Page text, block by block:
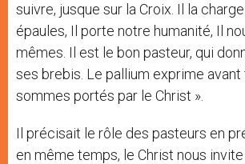
suivre, jusque sur la Croix. Il la
épaules, Il porte notre humanité, Il
mêmes. Il est le bon pasteur, qui
ses brebis. Le pallium exprime avant
sommes portés par le Christ ».
Il précisait le rôle des pasteurs en
en même temps, le Christ nous